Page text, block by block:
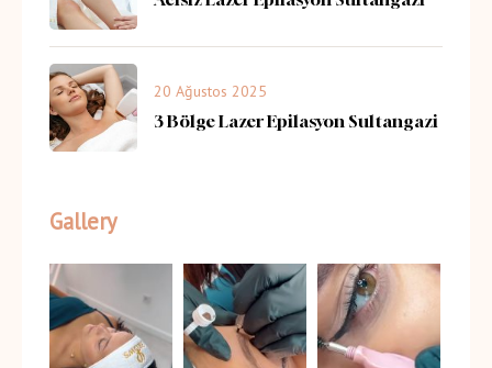
20 Ağustos 2025
3 Bölge Lazer Epilasyon Sultangazi
Gallery